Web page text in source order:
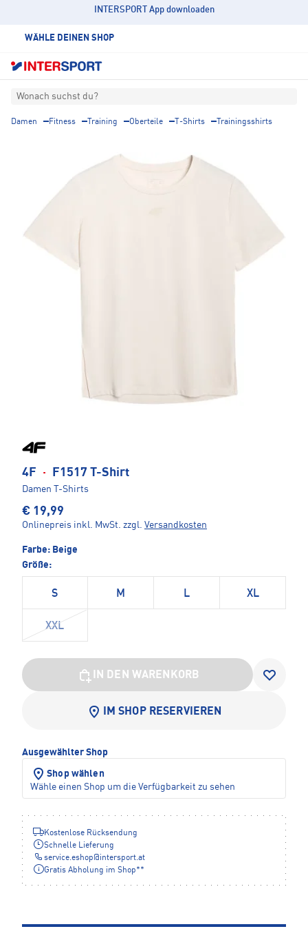
INTERSPORT App downloaden
WÄHLE DEINEN SHOP
Wonach suchst du?
Damen Fitness Training Oberteile T-Shirts Trainingsshirts
4F · F1517 T-Shirt
Damen T-Shirts
€ 19,99
Onlinepreis inkl. MwSt. zzgl. Versandkosten
Farbe: Beige
Größe:
S M L XL
XXL
IN DEN WARENKORB
IM SHOP RESERVIEREN
Ausgewählter Shop
Shop wählen
Wähle einen Shop um die Verfügbarkeit zu sehen
Kostenlose Rücksendung
Schnelle Lieferung
service.eshop@intersport.at
Gratis Abholung im Shop**